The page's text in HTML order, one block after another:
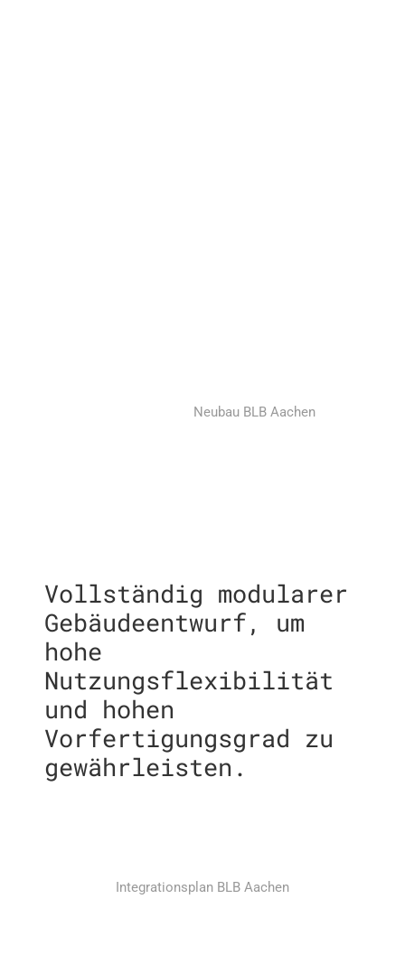
Neubau BLB Aachen
Vollständig modularer
Gebäudeentwurf, um
hohe
Nutzungsflexibilität
und hohen
Vorfertigungsgrad zu
gewährleisten.
Integrationsplan BLB Aachen